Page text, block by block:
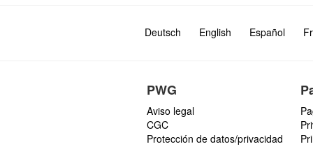
Deutsch English Español
PWG
Aviso legal
CGC
Protección de datos/privacidad